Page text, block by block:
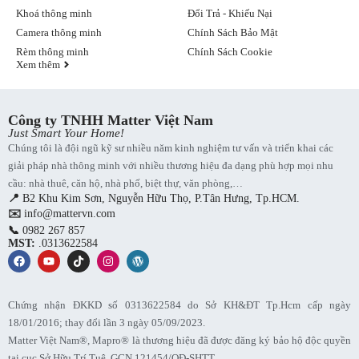
Đổi Trả - Khiếu Nại
Chính Sách Bảo Mật
Chính Sách Cookie
Khoá thông minh
Camera thông minh
Rèm thông minh
Xem thêm
Công ty TNHH Matter Việt Nam
Just Smart Your Home!
Chúng tôi là đội ngũ kỹ sư nhiều năm kinh nghiệm tư vấn và triển khai các
giải pháp nhà thông minh với nhiều thương hiệu đa dạng phù hợp mọi nhu
cầu: nhà thuê, căn hộ, nhà phố, biệt thự, văn phòng,…
📍 B2 Khu Kim Sơn, Nguyễn Hữu Thọ, P.Tân Hưng, Tp.HCM.
✉️ info@mattervn.com
📞 0982 267 857
MST: .0313622584
Chứng nhận ĐKKD số 0313622584 do Sở KH&ĐT Tp.Hcm cấp ngày
18/01/2016; thay đổi lần 3 ngày 05/09/2023.
Matter Việt Nam®, Mapro® là thương hiệu đã được đăng ký bảo hộ độc quyền